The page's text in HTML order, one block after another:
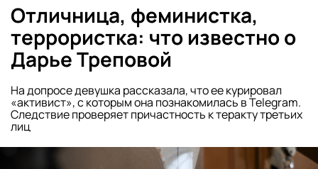
Отличница, феминистка,
террористка: что известно о
Дарье Треповой
На допросе девушка рассказала, что ее курировал
«активист», с которым она познакомилась в Telegram.
Следствие проверяет причастность к теракту третьих
лиц